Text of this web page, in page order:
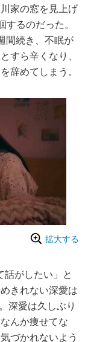
家の窓を見上げ
るのだった。
間続き、不眠が
すら辛くなり、
辞めてしまう。
拡大する
がしたい」と
きれない深愛は
深愛は久しぶり
んか痩せてな
づかれないよう